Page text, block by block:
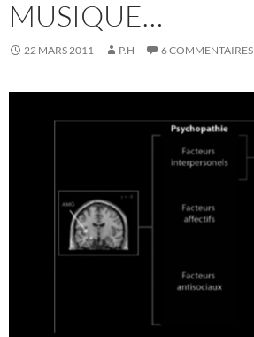
MUSIQUE…
22 MARS 2011 P.H 6 COMMENTAIRES